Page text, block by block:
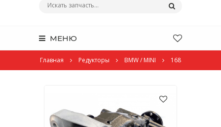
МЕНЮ
Главная Редукторы BMW / MINI 168